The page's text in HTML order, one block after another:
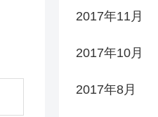
2017年11月
2017年10月
2017年8月